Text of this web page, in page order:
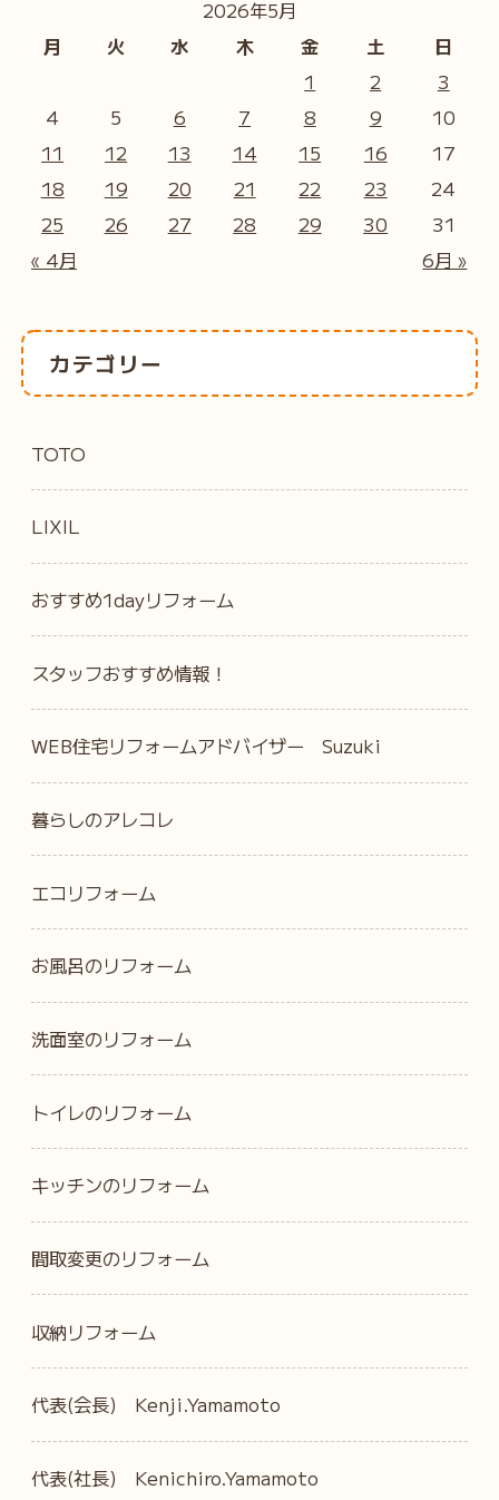
2026年5月
月
火 水 木 金 土 日
« 4月 6月 »
1 2
3
4
5 6 7 8 9
10
11
12 13 14 15 16
17
18
19 20 21 22 23
24
25
26 27 28 29 30 31
カテゴリー
TOTO
LIXIL
おすすめ1dayリフォーム
スタッフおすすめ情報！
WEB住宅リフォームアドバイザー Suzuki
暮らしのアレコレ
エコリフォーム
お風呂のリフォーム
洗面室のリフォーム
トイレのリフォーム
キッチンのリフォーム
間取変更のリフォーム
収納リフォーム
代表(会長) Kenji.Yamamoto
代表(社長) Kenichiro.Yamamoto